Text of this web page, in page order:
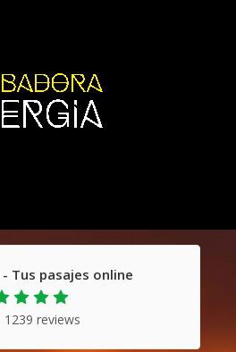
- Tus pasajes online
1239 reviews